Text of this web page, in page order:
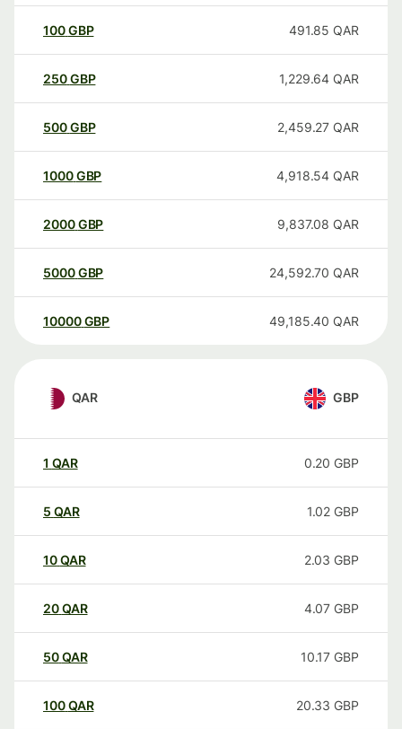
100GBP 491.85 QAR
250GBP 1,229.64 QAR
500GBP 2,459.27 QAR
1000GBP 4,918.54 QAR
2000GBP 9,837.08 QAR
5000GBP 24,592.70 QAR
10000 GBP 49,185.40 QAR
QAR GBP
1 QAR 0.20 GBP
5 QAR 1.02 GBP
10QAR 2.03 GBP
20QAR 4.07 GBP
50QAR 10.17 GBP
100QAR 20.33 GBP